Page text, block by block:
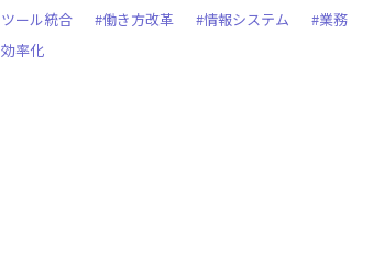
ツール統合
#働き方改革 #情報システム
#業務
効率化